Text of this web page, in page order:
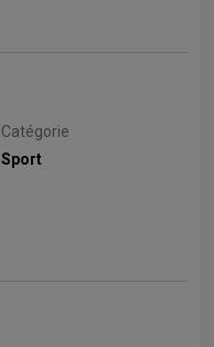
Catégorie
Sport